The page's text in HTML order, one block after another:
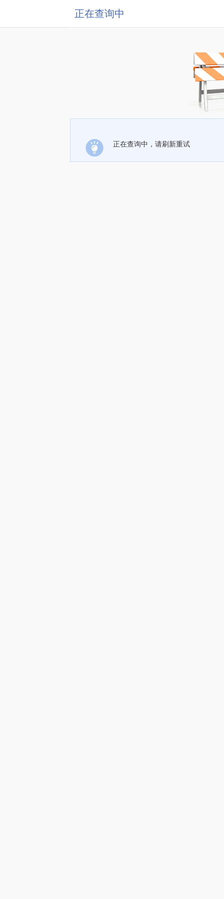
正在查询中
正在查询中，请刷新重试